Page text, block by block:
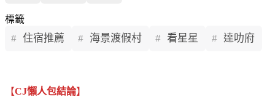
標籤
住宿推薦 海景渡假村 看星星 達叻府
【CJ懶人包結論】